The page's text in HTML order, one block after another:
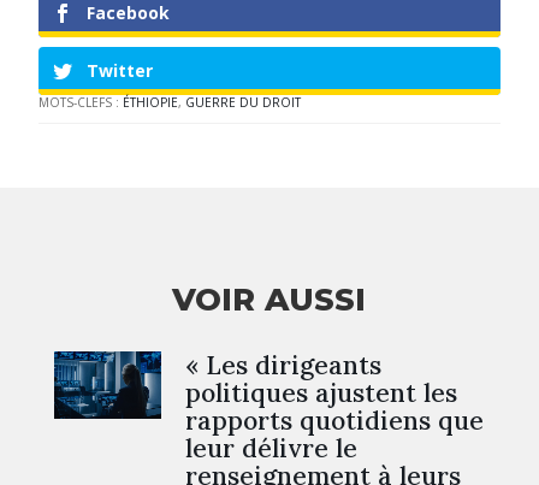
Facebook
Twitter
MOTS-CLEFS : ÉTHIOPIE, GUERRE DU DROIT
VOIR AUSSI
« Les dirigeants
politiques ajustent les
rapports quotidiens que
leur délivre le
renseignement à leurs